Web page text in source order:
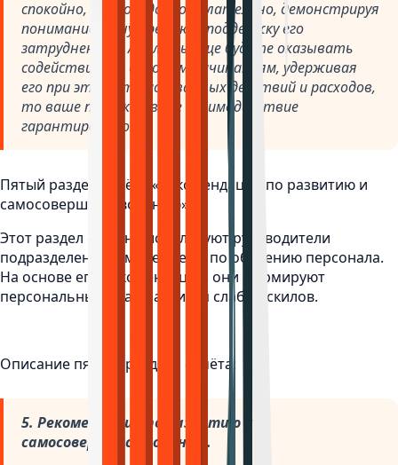
спокойно, ровно и доброжелательно, демонстрируя
понимание и внутреннюю поддержку его
затруднениям. А если вы еще будете оказывать
содействие его деловым начинаниям, удерживая
его при этом от рискованных действий и расходов,
то ваше продуктивное взаимодействие
гарантировано!
Пятый раздел отчёта «Рекомендации по развитию и
самосовершенствованию».
Этот раздел обычно используют руководители
подразделений и менеджеры по обучению персонала.
На основе его рекомендаций, они формируют
персональный план развития слабых скилов.
Описание пятого раздела отчёта:
5. Рекомендации по развитию и
самосовершенствованию.